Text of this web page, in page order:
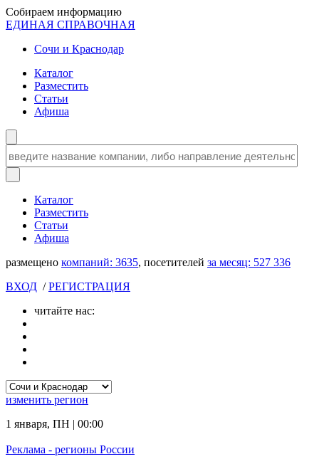
Собираем информацию
ЕДИНАЯ СПРАВОЧНАЯ
Сочи и Краснодар
Каталог
Разместить
Статьи
Афиша
Каталог
Разместить
Статьи
Афиша
размещено компаний: 3635, посетителей за месяц: 527 336
ВХОД /РЕГИСТРАЦИЯ
читайте нас:
изменить регион
1 января, ПН | 00:00
Реклама - регионы России